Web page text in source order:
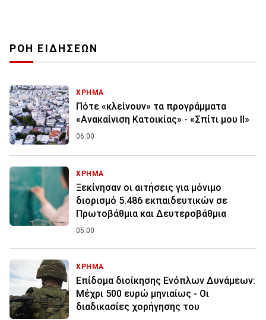
ΡΟΗ ΕΙΔΗΣΕΩΝ
ΧΡΗΜΑ
Πότε «κλείνουν» τα προγράμματα
«Ανακαίνιση Κατοικίας» - «Σπίτι μου ΙΙ»
06:00
ΧΡΗΜΑ
Ξεκίνησαν οι αιτήσεις για μόνιμο
διορισμό 5.486 εκπαιδευτικών σε
Πρωτοβάθμια και Δευτεροβάθμια
05:00
ΧΡΗΜΑ
Επίδομα διοίκησης Ενόπλων Δυνάμεων:
Μέχρι 500 ευρώ μηνιαίως - Οι
διαδικασίες χορήγησης του